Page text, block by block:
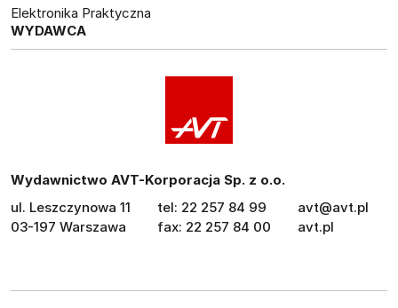
Elektronika Praktyczna
WYDAWCA
Wydawnictwo AVT-Korporacja Sp. z o.o.
ul. Leszczynowa 11
03-197 Warszawa
tel: 22 257 84 99
fax: 22 257 84 00
avt@avt.pl
avt.pl